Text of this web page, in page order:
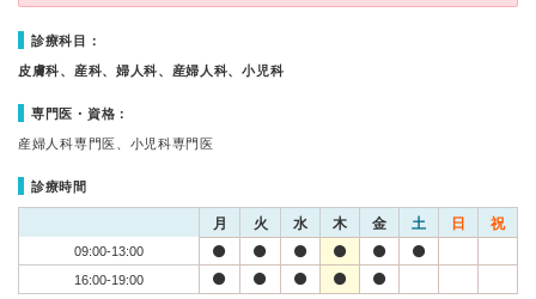
診療科目：
皮膚科、産科、婦人科、産婦人科、小児科
専門医・資格：
産婦人科専門医、小児科専門医
診療時間
月 火 水 木 金 土 日 祝
09:00-13:00
16:00-19:00